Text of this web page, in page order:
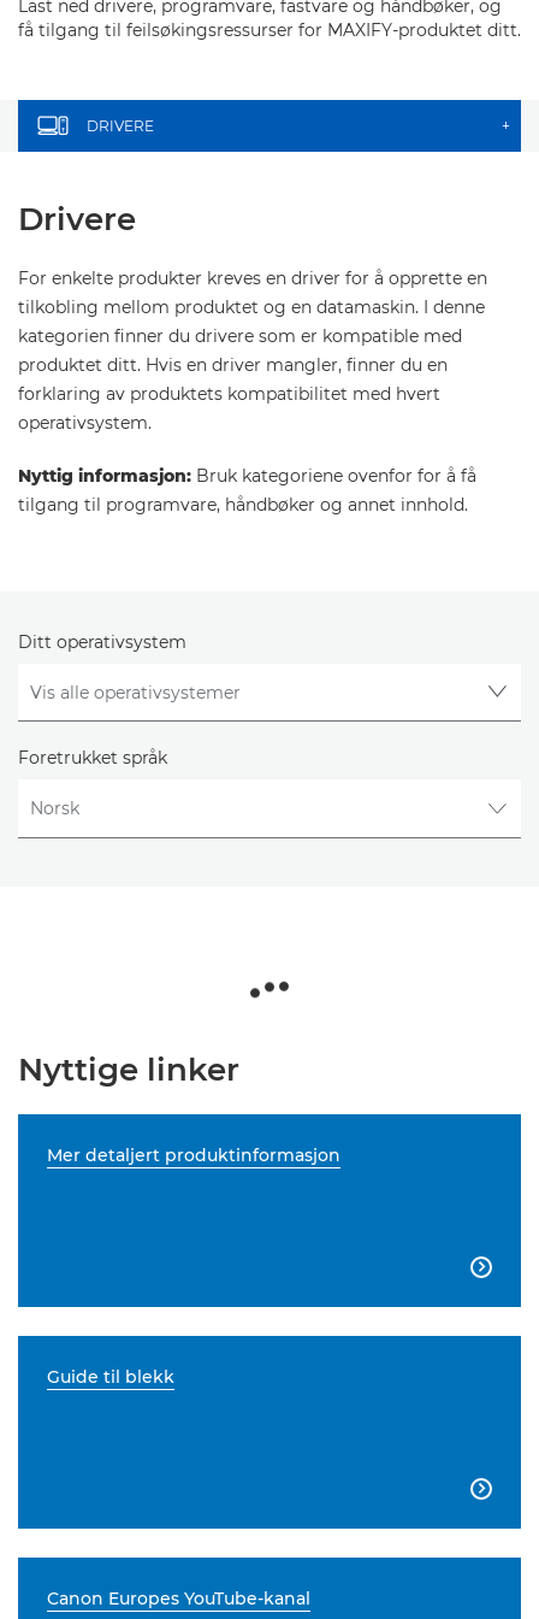
Last ned drivere, programvare, fastvare og håndbøker, og
få tilgang til feilsøkingsressurser for MAXIFY-produktet ditt.
DRIVERE +
Drivere
For enkelte produkter kreves en driver for å opprette en
tilkobling mellom produktet og en datamaskin. I denne
kategorien finner du drivere som er kompatible med
produktet ditt. Hvis en driver mangler, finner du en
forklaring av produktets kompatibilitet med hvert
operativsystem.
Nyttig informasjon: Bruk kategoriene ovenfor for å få
tilgang til programvare, håndbøker og annet innhold.
Ditt operativsystem
Foretrukket språk
Nyttige linker
Mer detaljert produktinformasjon

Guide til blekk

Canon Europes YouTube-kanal